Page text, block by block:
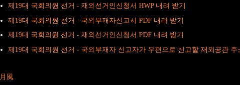
제19대 국회의원 선거 - 재외선거인신청서 HWP 내려 받기
제19대 국회의원 선거 - 국외부재자신고서 PDF 내려 받기
제19대 국회의원 선거 - 재외선거인신청서 PDF 내려 받기
제19대 국회의원 선거 - 국외부재자 신고자가 우편으로 신고할 재외공관 주
月風